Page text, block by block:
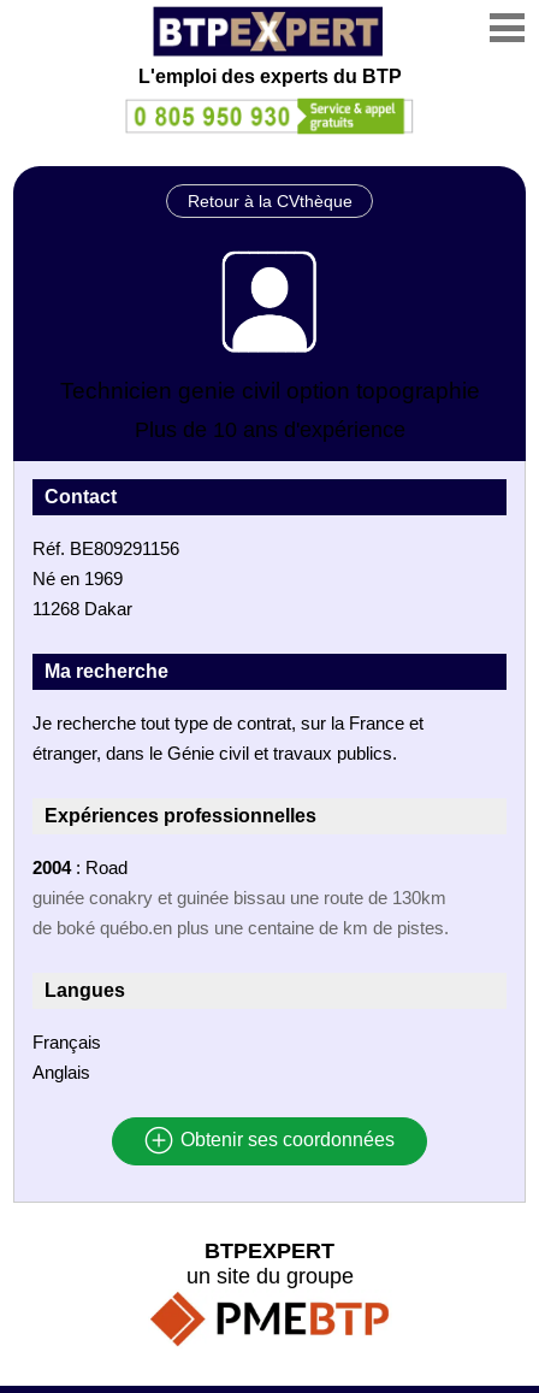
L'emploi des experts du BTP
Retour à la CVthèque
Technicien genie civil option topographie
Plus de 10 ans d'expérience
Contact
Réf. BE809291156
Né en 1969
11268 Dakar
Ma recherche
Je recherche tout type de contrat, sur la France et
étranger, dans le Génie civil et travaux publics.
Expériences professionnelles
2004: Road
guinée conakry et guinée bissau une route de 130km
de boké québo.en plus une centaine de km de pistes.
Langues
Français
Anglais
Obtenir ses coordonnées
BTPEXPERT
un site du groupe